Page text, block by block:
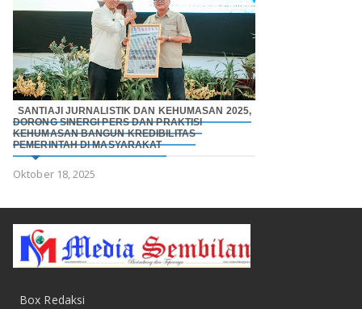
SANTIAJI JURNALISTIK DAN KEHUMASAN 2025,
DORONG SINERGI PERS DAN PRAKTISI
KEHUMASAN BANGUN KREDIBILITAS
PEMERINTAH DI MASYARAKAT
Oktober 18, 2025
Box Redaksi